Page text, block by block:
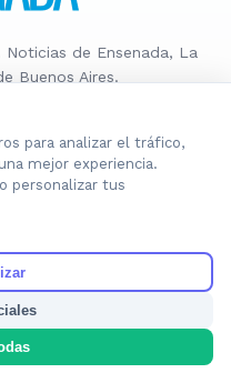
de Ensenada, La
Buenos Aires.
para analizar el tráfico,
mejor experiencia.
personalizar tus